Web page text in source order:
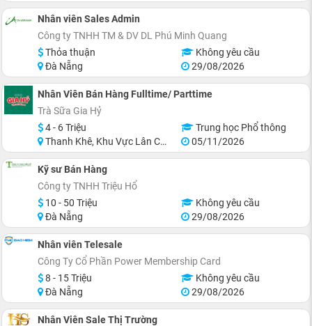
Nhân viên Sales Admin
Công ty TNHH TM & DV DL Phú Minh Quang
Thỏa thuận
Không yêu cầu
Đà Nẵng
29/08/2026
Nhân Viên Bán Hàng Fulltime/ Parttime
Trà Sữa Gia Hỷ
4 - 6 Triệu
Trung học Phổ thông
Thanh Khê, Khu Vực Lân Cận Đà Nẵng
05/11/2026
Kỹ sư Bán Hàng
Công ty TNHH Triệu Hổ
10 - 50 Triệu
Không yêu cầu
Đà Nẵng
29/08/2026
Nhân viên Telesale
Công Ty Cổ Phần Power Membership Card
8 - 15 Triệu
Không yêu cầu
Đà Nẵng
29/08/2026
Nhân Viên Sale Thị Trường